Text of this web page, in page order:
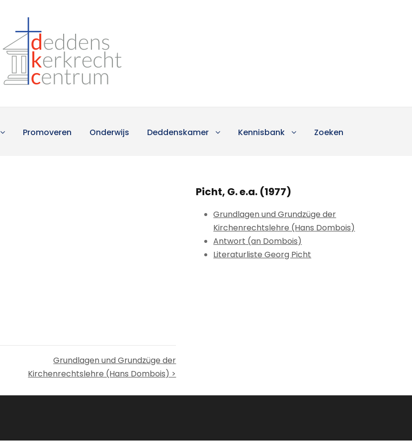
Promoveren Onderwijs Deddenskamer Kennisbank Zoeken
Grundlagen und Grundzüge der
Kirchenrechtslehre (Hans Dombois) >
Picht, G. e.a. (1977)
Grundlagen und Grundzüge der
Kirchenrechtslehre (Hans Dombois)
Antwort (an Dombois)
Literaturliste Georg Picht